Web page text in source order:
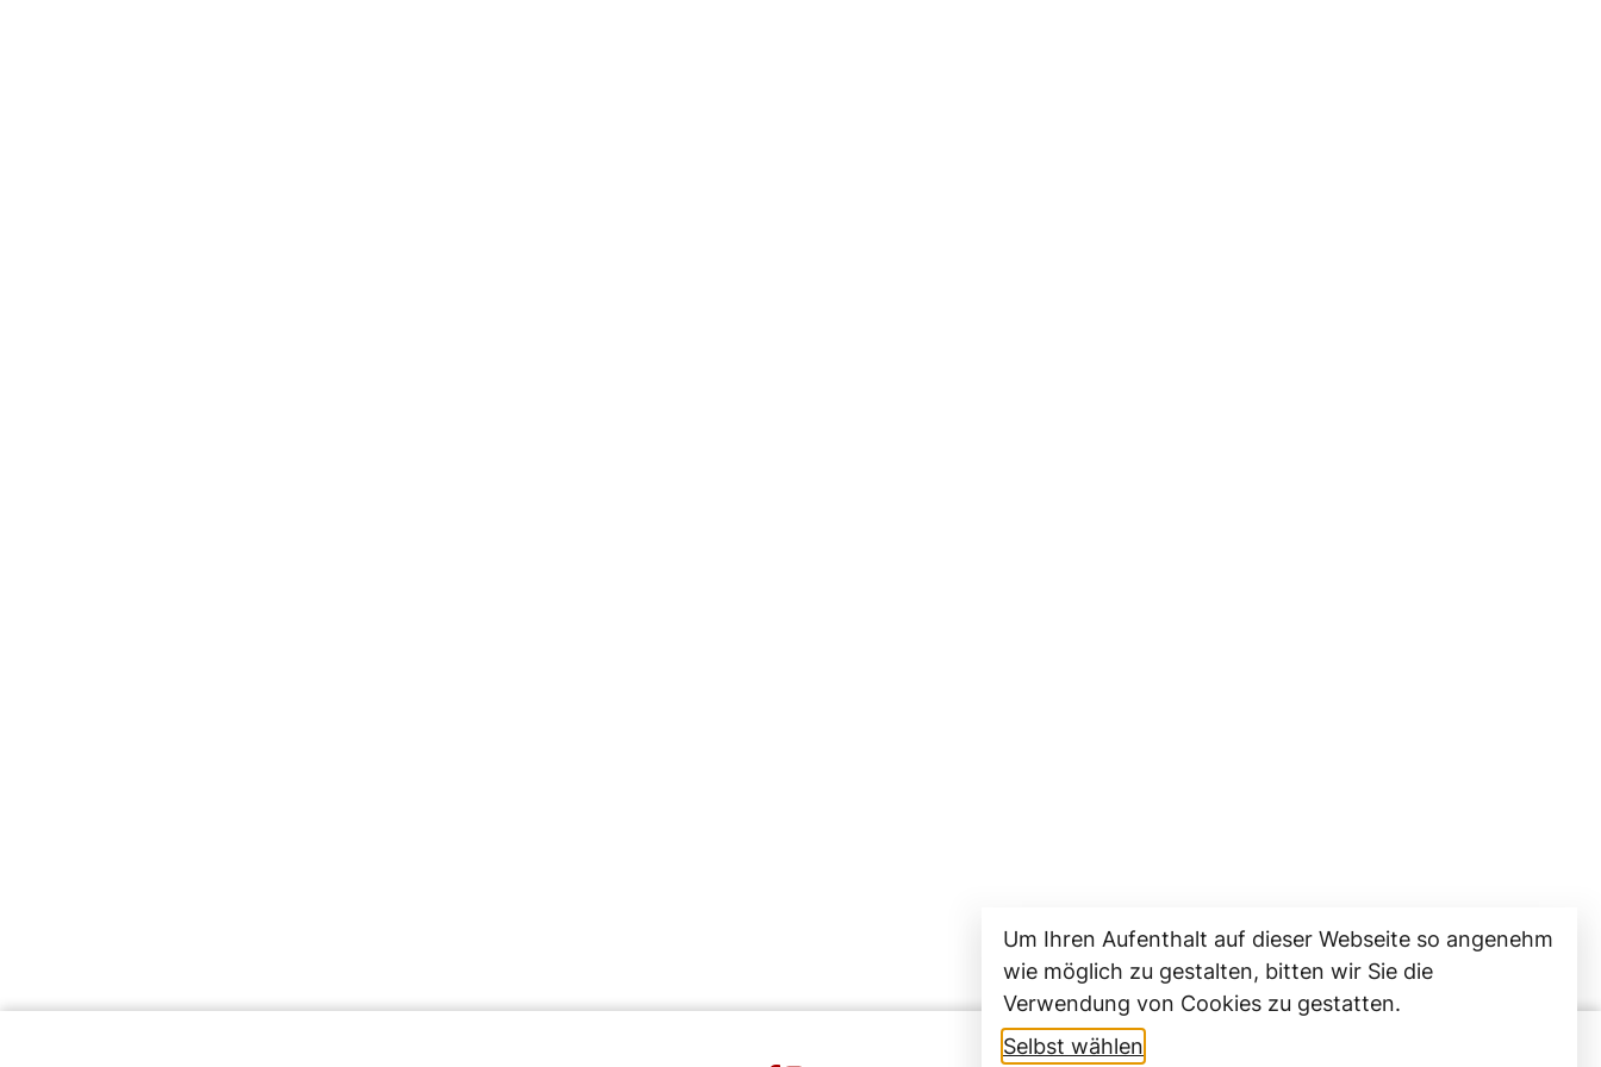
Um Ihren Aufenthalt auf dieser Webseite so angenehm
wie möglich zu gestalten, bitten wir Sie die
Verwendung von Cookies zu gestatten.
Selbst wählen